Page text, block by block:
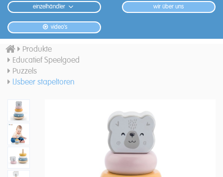
einzelhändler wir über uns
video's
Produkte
Educatief Speelgoed
Puzzels
IJsbeer stapeltoren